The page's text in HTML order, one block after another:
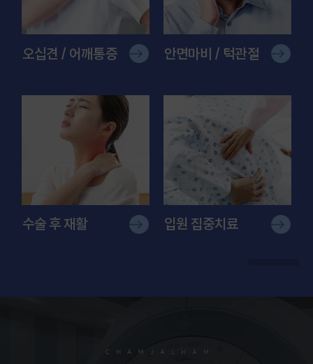
오십견 / 어깨통증 안면마비 / 턱관절
수술 후 재활 입원 집중치료